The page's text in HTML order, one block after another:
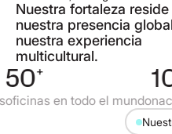
Nuestra fortaleza reside
nuestra presencia
nuestra experiencia
multicultural.
+
en todo el mundo